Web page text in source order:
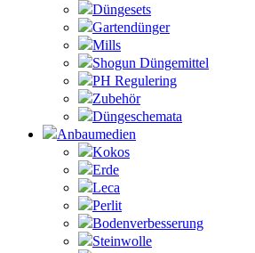
Düngesets
Gartendünger
Mills
Shogun Düngemittel
PH Regulering
Zubehör
Düngeschemata
Anbaumedien
Kokos
Erde
Leca
Perlit
Bodenverbesserung
Steinwolle